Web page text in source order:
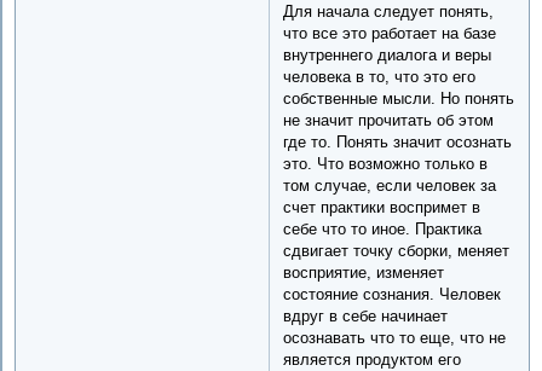
Для начала следует понять,
что все это работает на базе
внутреннего диалога и веры
человека в то, что это его
собственные мысли. Но понять
не значит прочитать об этом
где то. Понять значит осознать
это. Что возможно только в
том случае, если человек за
счет практики воспримет в
себе что то иное. Практика
сдвигает точку сборки, меняет
восприятие, изменяет
состояние сознания. Человек
вдруг в себе начинает
осознавать что то еще, что не
является продуктом его